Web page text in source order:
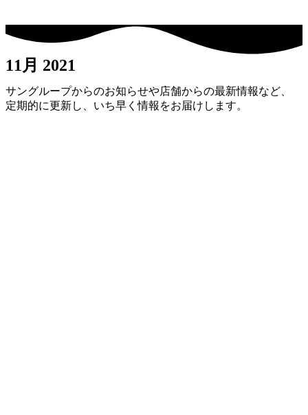
11月 2021
サングループからのお知らせや店舗からの最新情報など、
定期的に更新し、いち早く情報をお届けします。